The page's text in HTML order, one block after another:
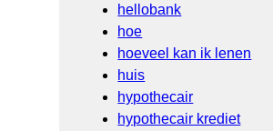
hellobank
hoe
hoeveel kan ik lenen
huis
hypothecair
hypothecair krediet